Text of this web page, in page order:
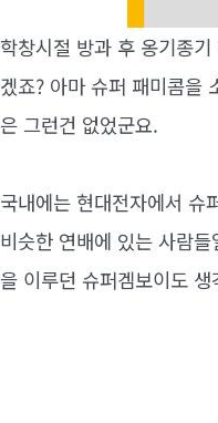
학창시절 방과 후 옹기종
겠죠? 아마 슈퍼 패미콤을
은 그런건 없었군요.
국내에는 현대전자에서 슈
비슷한 연배에 있는 사람
을 이루던 슈퍼겜보이도 생